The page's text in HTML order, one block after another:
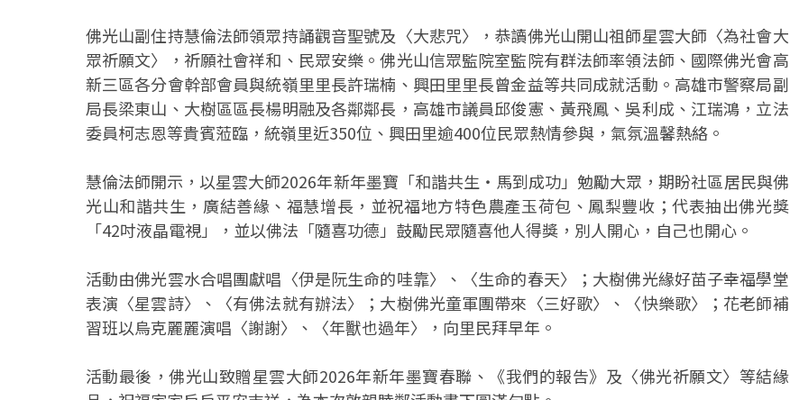
佛光山副住持慧倫法師領眾持誦觀音聖號及〈大悲咒〉，恭讀佛光山開山祖師星雲大師〈為社會大
眾祈願文〉，祈願社會祥和、民眾安樂。佛光山信眾監院室監院有群法師率領法師、國際佛光會高
新三區各分會幹部會員與統嶺里里長許瑞楠、興田里里長曾金益等共同成就活動。高雄市警察局副
局長梁東山、大樹區區長楊明融及各鄰鄰長，高雄市議員邱俊憲、黃飛鳳、吳利成、江瑞鴻，立法
委員柯志恩等貴賓蒞臨，統嶺里近350位、興田里逾400位民眾熱情參與，氣氛溫馨熱絡。
慧倫法師開示，以星雲大師2026年新年墨寶「和諧共生‧馬到成功」勉勵大眾，期盼社區居民與佛
光山和諧共生，廣結善緣、福慧增長，並祝福地方特色農產玉荷包、鳳梨豐收；代表抽出佛光獎
「42吋液晶電視」，並以佛法「隨喜功德」鼓勵民眾隨喜他人得獎，別人開心，自己也開心。
活動由佛光雲水合唱團獻唱〈伊是阮生命的哇靠〉、〈生命的春天〉；大樹佛光緣好苗子幸福學堂
表演〈星雲詩〉、〈有佛法就有辦法〉；大樹佛光童軍團帶來〈三好歌〉、〈快樂歌〉；花老師補
習班以烏克麗麗演唱〈謝謝〉、〈年獸也過年〉，向里民拜早年。
活動最後，佛光山致贈星雲大師2026年新年墨寶春聯、《我們的報告》及〈佛光祈願文〉等結緣